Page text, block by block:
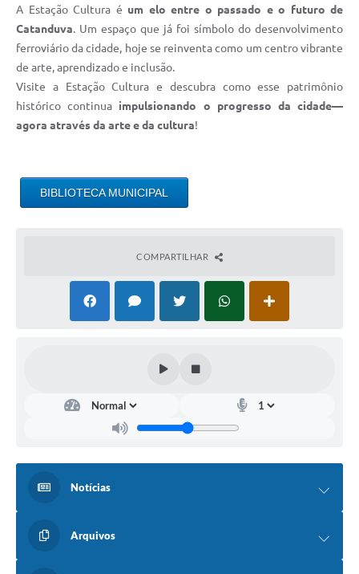
A Estação Cultura é um elo entre o passado e o futuro de
Catanduva. Um espaço que já foi símbolo do desenvolvimento
ferroviário da cidade, hoje se reinventa como um centro vibrante
de arte, aprendizado e inclusão.
Visite a Estação Cultura e descubra como esse patrimônio
histórico continua impulsionando o progresso da cidade—
agora através da arte e da cultura!
BIBLIOTECA MUNICIPAL
COMPARTILHAR
Notícias
Arquivos